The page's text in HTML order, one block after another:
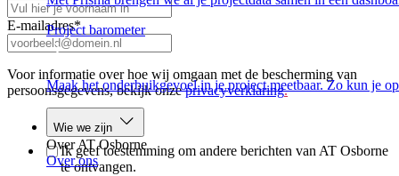
Project barometer
Maak het onderbuikgevoel in je project meetbaar. Zo kun je
Wie we zijn
Over AT Osborne
Over ons
E-mailadres*
Voor informatie over hoe wij omgaan met de bescherming van
persoonsgegevens, bekijk onzeprivacyverklaring.
Ik geef toestemming om andere berichten van AT Osborne
te ontvangen.